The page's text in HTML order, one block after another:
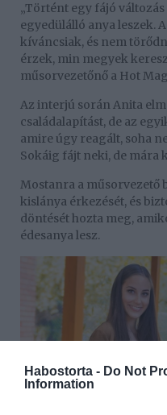
Habostorta - Do Not
Information
„Történt egy fájó
egyedülálló anya leszek.
kíváncsiak, és nem
érzek, min megyek
műsorvezetőnő a Hot
Az interjú során Anita
családalapítást, de az
amire úgy reagált, soha
Sokáig fájt neki, de mára
Mostanra a műsorvezető
kislánya érkezését, és
döntését hozta meg,
édesanya lesz.